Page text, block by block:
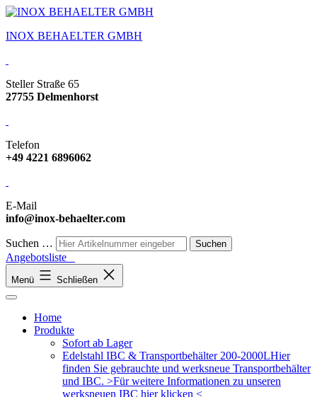
INOX BEHAELTER GMBH
Steller Straße 65
27755 Delmenhorst
Telefon
+49 4221 6896062
E-Mail
info@inox-behaelter.com
Suchen …
Angebotsliste
Menü Schließen
Home
Produkte
Sofort ab Lager
Edelstahl IBC & Transportbehälter 200-2000LHier
finden Sie gebrauchte und werksneue Transportbehälter
und IBC. >Für weitere Informationen zu unseren
werksneuen IBC hier klicken <